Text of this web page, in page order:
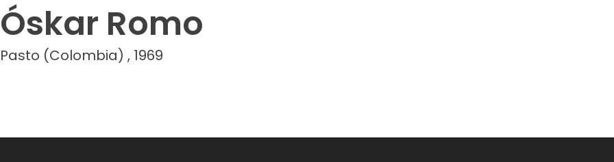
Óskar Romo
Pasto (Colombia) , 1969